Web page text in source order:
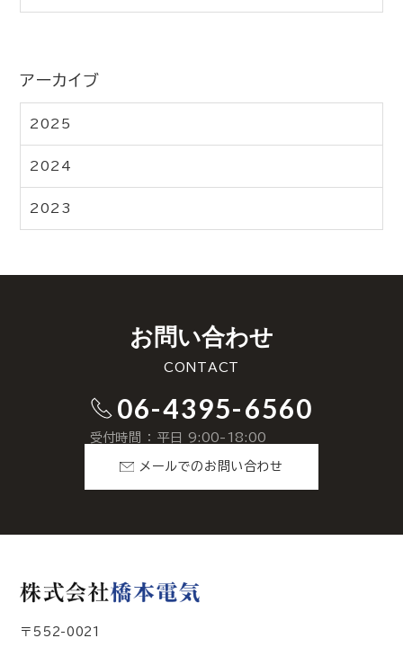
アーカイブ
2025
2024
2023
お問い合わせ
CONTACT
06-4395-6560
受付時間 ： 平日 9:00-18:00
メールでのお問い合わせ
〒552-0021